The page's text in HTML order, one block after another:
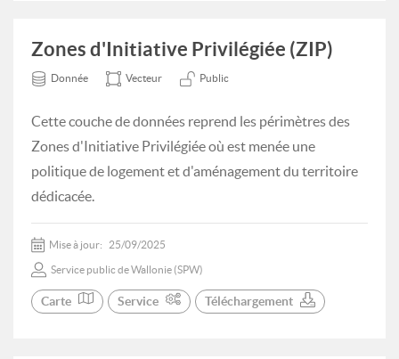
Zones d'Initiative Privilégiée (ZIP)
Donnée Vecteur Public
Cette couche de données reprend les périmètres des
Zones d'Initiative Privilégiée où est menée une
politique de logement et d'aménagement du territoire
dédicacée.
Mise à jour: 25/09/2025
Service public de Wallonie (SPW)
Carte Service Téléchargement